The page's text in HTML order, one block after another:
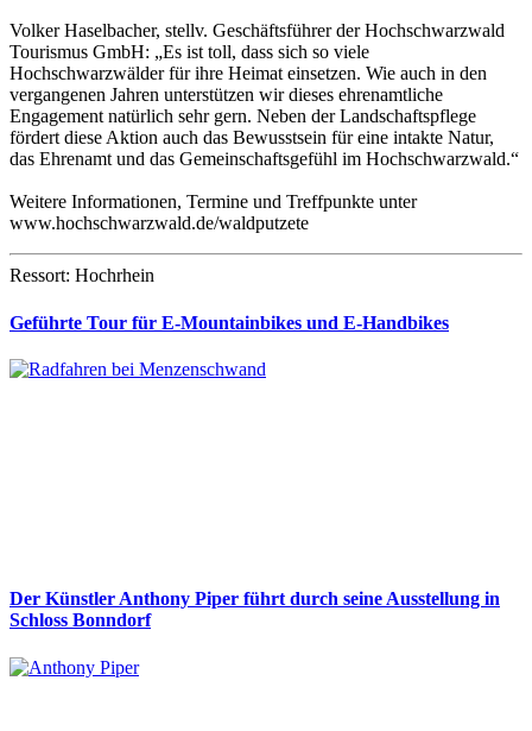
Volker Haselbacher, stellv. Geschäftsführer der Hochschwarzwald
Tourismus GmbH: „Es ist toll, dass sich so viele
Hochschwarzwälder für ihre Heimat einsetzen. Wie auch in den
vergangenen Jahren unterstützen wir dieses ehrenamtliche
Engagement natürlich sehr gern. Neben der Landschaftspflege
fördert diese Aktion auch das Bewusstsein für eine intakte Natur,
das Ehrenamt und das Gemeinschaftsgefühl im Hochschwarzwald.“
Weitere Informationen, Termine und Treffpunkte unter
www.hochschwarzwald.de/waldputzete
Ressort: Hochrhein
Geführte Tour für E-Mountainbikes und E-Handbikes
Der Künstler Anthony Piper führt durch seine Ausstellung in
Schloss Bonndorf